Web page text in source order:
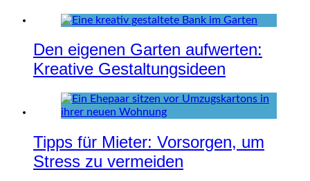
Den eigenen Garten aufwerten:
Kreative Gestaltungsideen
Tipps für Mieter: Vorsorgen, um
Stress zu vermeiden